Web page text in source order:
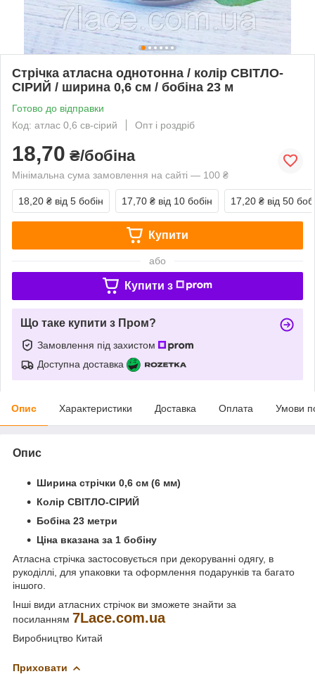
Стрічка атласна однотонна / колір СВІТЛО-
СІРИЙ / ширина 0,6 см / бобіна 23 м
Готово до відправки
Код: атлас 0,6 св-сірий
Опт і роздріб
18,70 ₴/бобіна
Мінімальна сума замовлення на сайті — 100 ₴
18,20 ₴ від 5 бобін 17,70 ₴ від 10 бобін 17,20 ₴ від 50
Купити
або
Купити з
Що таке купити з Пром?
Замовлення під захистом
Доступна доставка
Опис Характеристики Доставка Оплата Умови
Опис
Ширина стрічки 0,6 см (6 мм)
Колір СВІТЛО-СІРИЙ
Бобіна 23 метри
Ціна вказана за 1 бобіну
Атласна стрічка застосовується при декоруванні одягу, в
рукоділлі, для упаковки та оформлення подарунків та багато
іншого.
Інші види атласних стрічок ви зможете знайти за
посиланням 7Lace.com.ua
Виробництво Китай
Приховати